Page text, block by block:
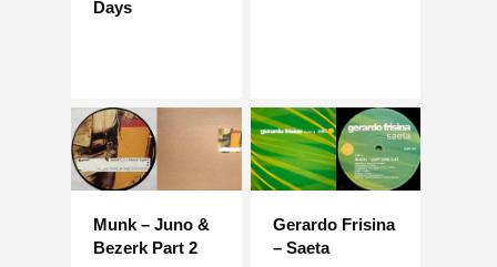
Days
Munk – Juno &
Bezerk Part 2
Gerardo Frisina
– Saeta